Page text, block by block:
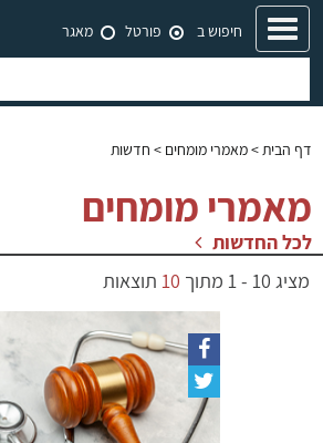
Toggle
navigation
חיפוש ב פורטל מאגר
דף הבית> מאמרי מומחים > חדשות
מאמרי מומחים
לכל החדשות
מציג 10
-
1 מתוך 10 תוצאות